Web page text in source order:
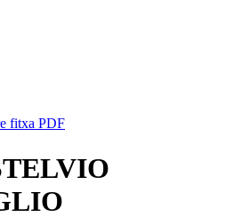
fitxa PDF